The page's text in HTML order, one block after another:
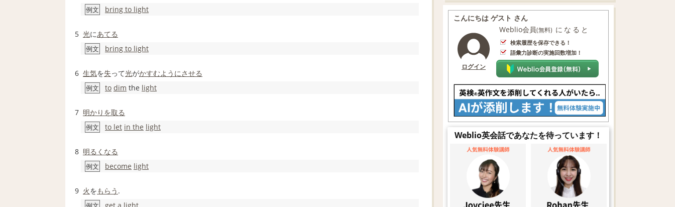
例文 bring to light
5 光にあてる
例文 bring to light
6 生気を失って光がかすむように させる
例文 to dim the light
7 明かり を取る
例文 to let in the light
8 明るくなる
例文 become light
9 火をもらう .
get a light
こんにちは ゲスト さん
ログイン
Weblio会員(無料) になると
検索履歴を保存できる！
語彙力診断の実施回数増加！
Weblio英会話であなたを待っています！